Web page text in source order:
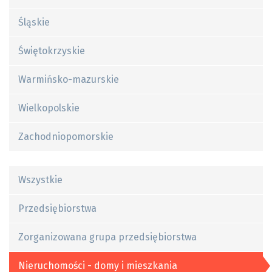
Śląskie
Świętokrzyskie
Warmińsko-mazurskie
Wielkopolskie
Zachodniopomorskie
Wszystkie
Przedsiębiorstwa
Zorganizowana grupa przedsiębiorstwa
Nieruchomości - domy i mieszkania